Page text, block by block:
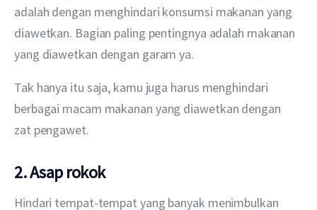
adalah dengan menghindari konsumsi makanan yang
diawetkan. Bagian paling pentingnya adalah makanan
yang diawetkan dengan garam ya.
Tak hanya itu saja, kamu juga harus menghindari
berbagai macam makanan yang diawetkan dengan
zat pengawet.
2. Asap rokok
Hindari tempat-tempat yang banyak menimbulkan